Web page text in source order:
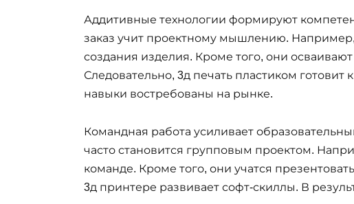
Аддитивные технологии формируют
заказ учит проектному мышлению.
создания изделия. Кроме того, они
Следовательно, 3д печать пластиком
навыки востребованы на рынке.
Командная работа усиливает
часто становится групповым проектом.
команде. Кроме того, они учатся
3д принтере развивает софт-скиллы. В